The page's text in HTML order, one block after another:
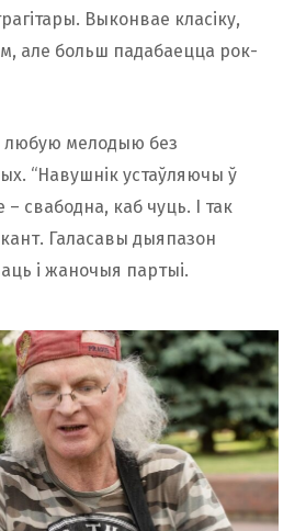
Выконвае класіку,
але больш падабаецца рок-
любую мелодыю без
“Навушнік устаўляючы ў
– свабодна, каб чуць. І так
Галасавы дыяпазон
і жаночыя партыі.